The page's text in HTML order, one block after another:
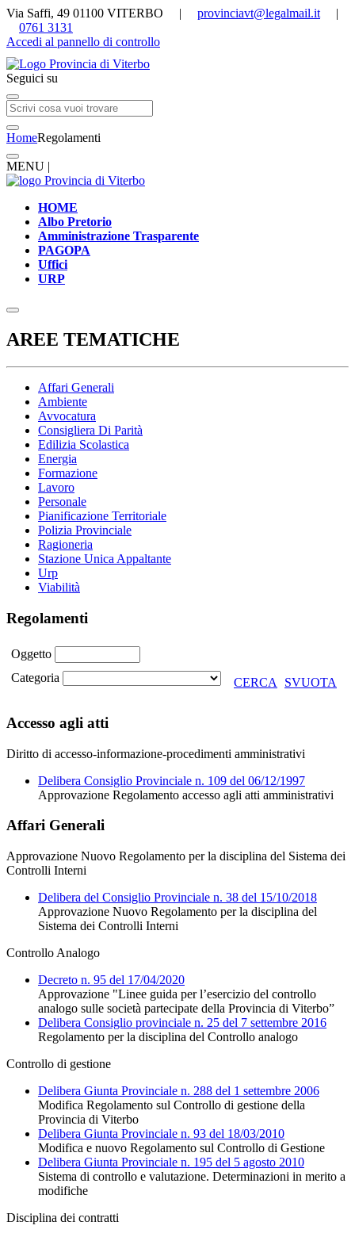
Via Saffi, 49 01100 VITERBO | provinciavt@legalmail.it |
0761 3131
Accedi al pannello di controllo
Seguici su
HomeRegolamenti
MENU |
HOME
Albo Pretorio
Amministrazione Trasparente
PAGOPA
Uffici
URP
AREE TEMATICHE
Affari Generali
Ambiente
Avvocatura
Consigliera Di Parità
Edilizia Scolastica
Energia
Formazione
Lavoro
Personale
Pianificazione Territoriale
Polizia Provinciale
Ragioneria
Stazione Unica Appaltante
Urp
Viabilità
Regolamenti
Oggetto
Categoria
CERCA SVUOTA
Accesso agli atti
Diritto di accesso-informazione-procedimenti amministrativi
Delibera Consiglio Provinciale n. 109 del 06/12/1997
Approvazione Regolamento accesso agli atti amministrativi
Affari Generali
Approvazione Nuovo Regolamento per la disciplina del Sistema dei
Controlli Interni
Delibera del Consiglio Provinciale n. 38 del 15/10/2018
Approvazione Nuovo Regolamento per la disciplina del
Sistema dei Controlli Interni
Controllo Analogo
Decreto n. 95 del 17/04/2020
Approvazione "Linee guida per l’esercizio del controllo
analogo sulle società partecipate della Provincia di Viterbo”
Delibera Consiglio provinciale n. 25 del 7 settembre 2016
Regolamento per la disciplina del Controllo analogo
Controllo di gestione
Delibera Giunta Provinciale n. 288 del 1 settembre 2006
Modifica Regolamento sul Controllo di gestione della
Provincia di Viterbo
Delibera Giunta Provinciale n. 93 del 18/03/2010
Modifica e nuovo Regolamento sul Controllo di Gestione
Delibera Giunta Provinciale n. 195 del 5 agosto 2010
Sistema di controllo e valutazione. Determinazioni in merito a
modifiche
Disciplina dei contratti